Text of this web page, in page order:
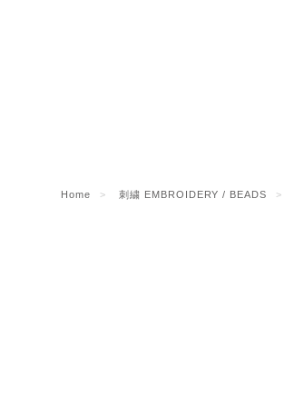
Home 刺繍 EMBROIDERY / BEADS